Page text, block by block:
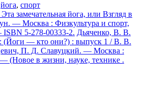
йога, спорт
замечательная йога, или Взгляд в
— Москва : Физкультура и спорт,
5-278-00333-2. Дьяченко, В. В.
(Йоги — кто они?) : выпуск 1 / В. В.
П. Д. Славуцкий. — Москва :
(Новое в жизни, науке, технике .